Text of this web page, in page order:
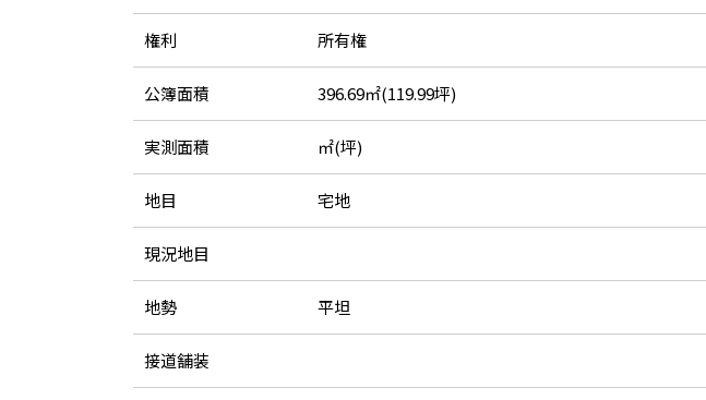
権利 所有権
公簿面積 396.69㎡(119.99坪)
実測面積 ㎡(坪)
地目 宅地
現況地目
地勢 平坦
接道舗装